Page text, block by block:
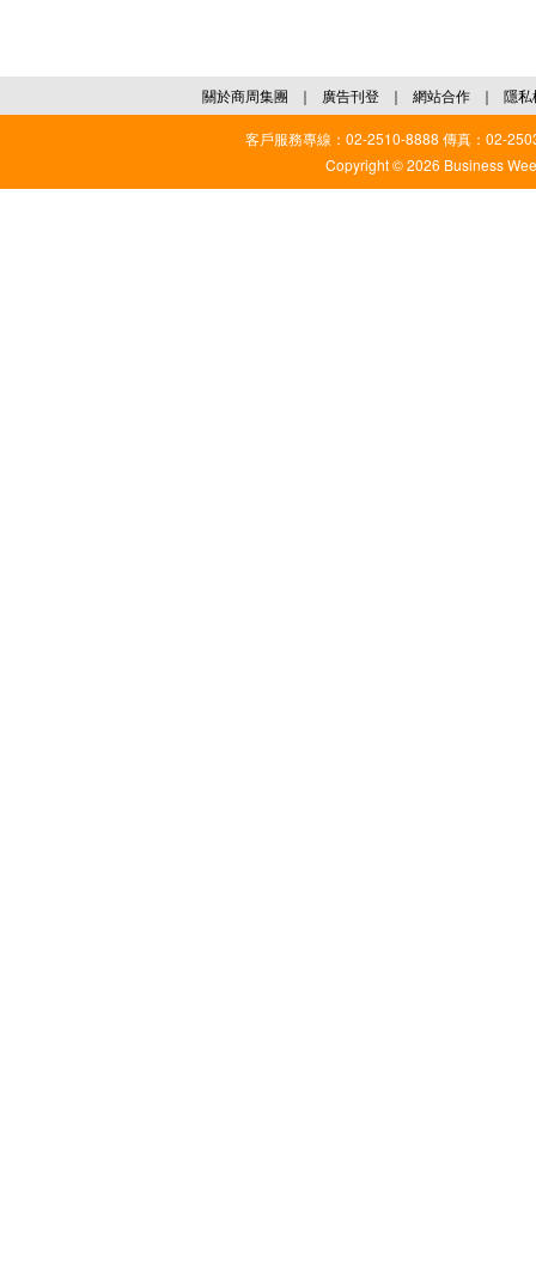
關於商周集團 ｜ 廣告刊登 ｜ 網站合作 ｜ 隱私
客戶服務專線：02-2510-8888 傳真：02-
Copyright © 2026 Business